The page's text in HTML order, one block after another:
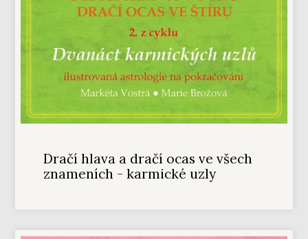
Dračí hlava a dračí ocas ve všech
znameních - karmické uzly